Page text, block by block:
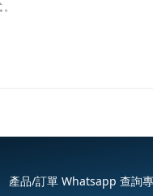
產品/訂單 Whatsapp 查詢